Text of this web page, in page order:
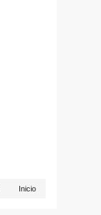
Inicio